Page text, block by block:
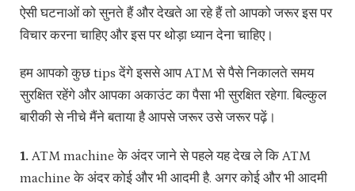
ऐसी घटनाओं को सुनते हैं और देखते आ रहे हैं तो आपको जरूर इस पर
विचार करना चाहिए और इस पर थोड़ा ध्यान देना चाहिए।
हम आपको कुछ tips देंगे इससे आप ATM से पैसे निकालते समय
सुरक्षित रहेंगे और आपका अकाउंट का पैसा भी सुरक्षित रहेगा. बिल्कुल
बारीकी से नीचे मैंने बताया है आपसे जरूर उसे जरूर पढ़ें।
1. ATM machine के अंदर जाने से पहले यह देख ले कि ATM
machine के अंदर कोई और भी आदमी है. अगर कोई और भी आदमी